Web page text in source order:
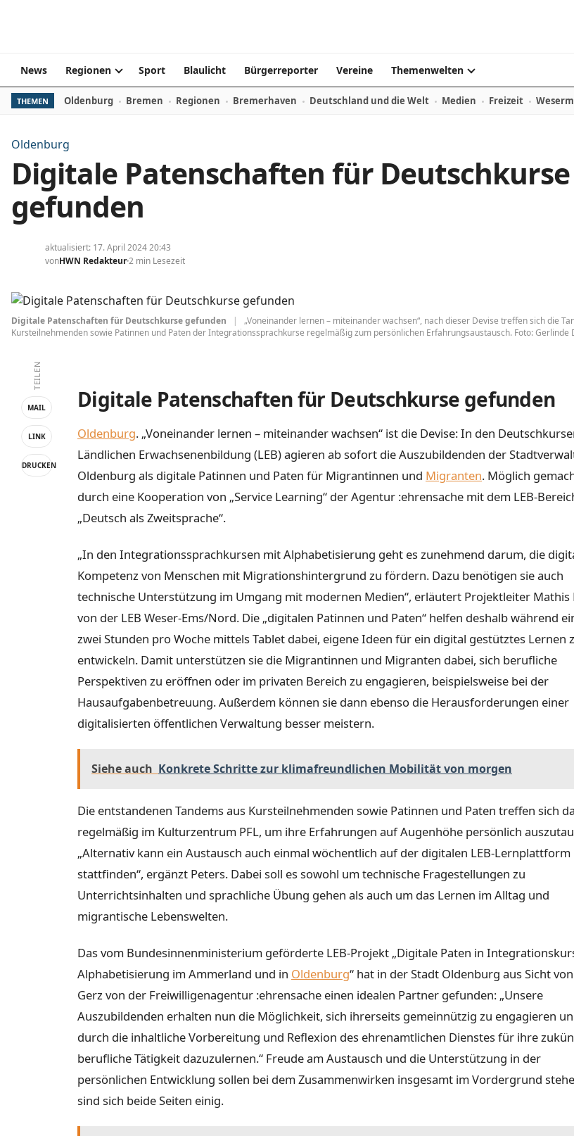
News Regionen Sport Blaulicht Bürgerreporter Vereine Themenwelten
THEMEN Oldenburg Bremen Regionen Bremerhaven Deutschland und die Welt Medien Freizeit
Oldenburg
Digitale Patenschaften für Deutschkurse
gefunden
aktualisiert: 17. April 2024 20:43
vonHWN Redakteur2 min Lesezeit
Digitale Patenschaften für Deutschkurse gefunden |
„Voneinander lernen – miteinander wachsen“, nach dieser Devise treffen sich die
Kursteilnehmenden sowie Patinnen und Paten der Integrationssprachkurse regelmäßig zum persönlichen Erfahrungsaustausch. Foto: Gerlinde
TEILEN
MAIL
LINK
DRUCKEN
Digitale Patenschaften für Deutschkurse gefunden
Oldenburg. „Voneinander lernen – miteinander wachsen“ ist die Devise: In den
Ländlichen Erwachsenenbildung (LEB) agieren ab sofort die Auszubildenden der
Oldenburg als digitale Patinnen und Paten für Migrantinnen und Migranten. Möglich
durch eine Kooperation von „Service Learning“ der Agentur :ehrensache mit dem LEB-
„Deutsch als Zweitsprache“.
„In den Integrationssprachkursen mit Alphabetisierung geht es zunehmend darum, die
Kompetenz von Menschen mit Migrationshintergrund zu fördern. Dazu benötigen sie auch
technische Unterstützung im Umgang mit modernen Medien“, erläutert Projektleiter Mathis
von der LEB Weser-Ems/Nord. Die „digitalen Patinnen und Paten“ helfen deshalb während
zwei Stunden pro Woche mittels Tablet dabei, eigene Ideen für ein digital gestütztes Lernen
entwickeln. Damit unterstützen sie die Migrantinnen und Migranten dabei, sich berufliche
Perspektiven zu eröffnen oder im privaten Bereich zu engagieren, beispielsweise bei der
Hausaufgabenbetreuung. Außerdem können sie dann ebenso die Herausforderungen einer
digitalisierten öffentlichen Verwaltung besser meistern.
Siehe auch Konkrete Schritte zur klimafreundlichen Mobilität von morgen
Die entstandenen Tandems aus Kursteilnehmenden sowie Patinnen und Paten treffen sich
regelmäßig im Kulturzentrum PFL, um ihre Erfahrungen auf Augenhöhe persönlich
„Alternativ kann ein Austausch auch einmal wöchentlich auf der digitalen LEB-Lernplattform
stattfinden“, ergänzt Peters. Dabei soll es sowohl um technische Fragestellungen zu
Unterrichtsinhalten und sprachliche Übung gehen als auch um das Lernen im Alltag und
migrantische Lebenswelten.
Das vom Bundesinnenministerium geförderte LEB-Projekt „Digitale Paten in
Alphabetisierung im Ammerland und in Oldenburg“ hat in der Stadt Oldenburg aus Sicht
Gerz von der Freiwilligenagentur :ehrensache einen idealen Partner gefunden: „Unsere
Auszubildenden erhalten nun die Möglichkeit, sich ihrerseits gemeinnützig zu engagieren
durch die inhaltliche Vorbereitung und Reflexion des ehrenamtlichen Dienstes für ihre
berufliche Tätigkeit dazuzulernen.“ Freude am Austausch und die Unterstützung in der
persönlichen Entwicklung sollen bei dem Zusammenwirken insgesamt im Vordergrund
sind sich beide Seiten einig.